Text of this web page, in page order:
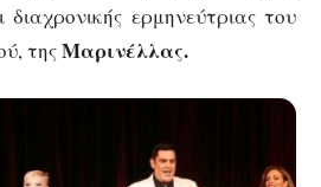
διαχρονικής ερμηνεύτριας του
τηςΜαρινέλλας.